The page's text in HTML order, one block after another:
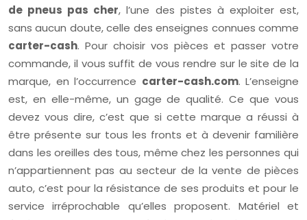
de pneus pas cher, l’une des pistes à exploiter est,
sans aucun doute, celle des enseignes connues comme
carter-cash. Pour choisir vos pièces et passer votre
commande, il vous suffit de vous rendre sur le site de la
marque, en l’occurrence carter-cash.com. L’enseigne
est, en elle-même, un gage de qualité. Ce que vous
devez vous dire, c’est que si cette marque a réussi à
être présente sur tous les fronts et à devenir familière
dans les oreilles des tous, même chez les personnes qui
n’appartiennent pas au secteur de la vente de pièces
auto, c’est pour la résistance de ses produits et pour le
service irréprochable qu’elles proposent. Matériel et